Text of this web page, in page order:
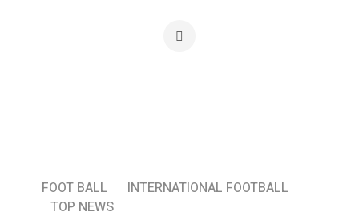
FOOT BALL
INTERNATIONAL FOOTBALL
TOP NEWS